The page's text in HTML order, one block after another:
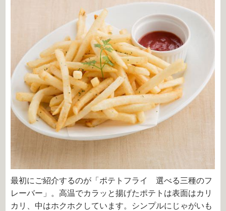
最初にご紹介するのが「ポテトフライ 選べる三種のフ
レーバー」。高温でカラッと揚げたポテトは表面はカリ
カリ、中はホクホクしています。シンプルにじゃがいも